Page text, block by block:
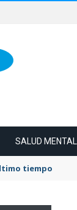
SALUD MENTAL
tiempo